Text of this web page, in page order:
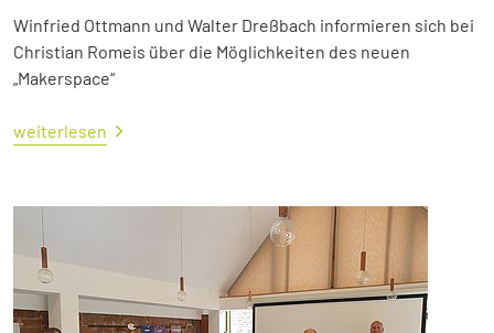
Winfried Ottmann und Walter Dreßbach informieren sich bei
Christian Romeis über die Möglichkeiten des neuen
„Makerspace“
weiterlesen